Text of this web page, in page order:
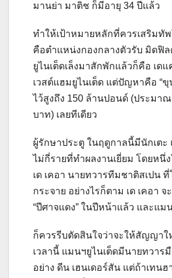
มานย่า มาติช ก็มีอายุ 34 ปีแล้ว
ทำให้เป้าหมายหลักที่ควรเสริมทั
คือตำแหน่งกองกลางตัวรับ มิดฟิ
ยูไนเต็ดเล็งมาสักพักแล้วก็คือ เด
เวสต์แฮมยูไนเต็ด แต่ปัญหาคือ “ขุ
ไว้สูงถึง 150 ล้านปอนด์ (ประมา
บาท) เลยทีเดียว
ผู้รักษาประตู ในฤดูกาลนี้มีนักเตะ
ไม่กี่รายที่ทำผลงานเยี่ยม โดยหนึ่
เด เคอา นายทวารทีมชาติสเปน
กระจาย อย่างไรก็ตาม เด เคอา
“ปีศาจแดง” ในปีหน้าแล้ว และแม
ก็ควรรีบตัดสินใจว่าจะให้สัญญาใ
เวลานี้ แมนฯยูไนเต็ดมีนายทวาร
อย่าง ดีน เฮนเดอร์สัน แต่ถ้าเทน